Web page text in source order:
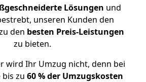
Lösungen und
unseren Kunden den
den besten Preis-Leistungen
zu bieten.
wird Ihr Umzug nicht, denn bei
bis zu 60 % der Umzugskosten